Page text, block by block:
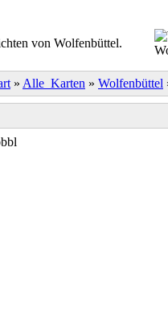
von Wolfenbüttel.
» Alle_Karten » Wolfenbüttel